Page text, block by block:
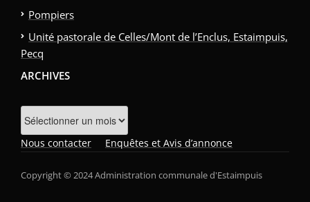
Pompiers
Unité pastorale de Celles/Mont de l’Enclus, Estaimpuis,
Pecq
ARCHIVES
Nous contacter Enquêtes et Avis d’annonce
Copyright © 2024 Administration communale d'Estaimpuis